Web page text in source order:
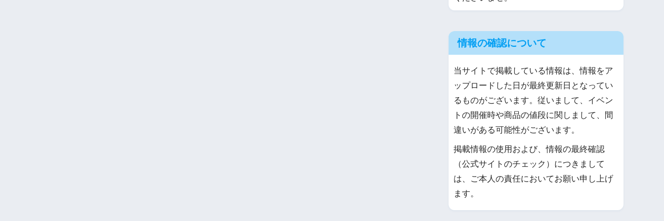
情報の確認について
当サイトで掲載している情報は、情報をア
ップロードした日が最終更新日となってい
るものがございます。従いまして、イベン
トの開催時や商品の値段に関しまして、間
違いがある可能性がございます。
掲載情報の使用および、情報の最終確認
（公式サイトのチェック）につきまして
は、ご本人の責任においてお願い申し上げ
ます。